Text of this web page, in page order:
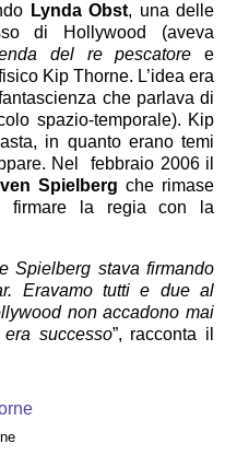
Lynda Obst, una delle
di Hollywood (aveva
del re pescatore e
Kip Thorne. L’idea era
che parlava di
spazio-temporale). Kip
in quanto erano temi
Nel febbraio 2006 il
Spielberg che rimase
firmare la regia con la
Spielberg stava firmando
Eravamo tutti e due al
non accadono mai
successo”, racconta il